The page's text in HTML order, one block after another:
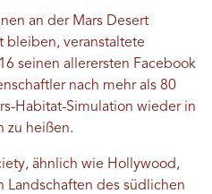
an der Mars Desert
bleiben, veranstaltete
seinen allerersten Facebook
nach mehr als 80
Habitat-Simulation wieder in
zu heißen.
ähnlich wie Hollywood,
Landschaften des südlichen